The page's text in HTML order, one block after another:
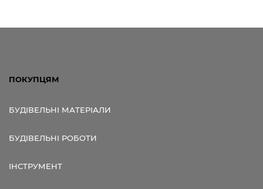
ПОКУПЦЯМ
БУДІВЕЛЬНІ МАТЕРІАЛИ
БУДІВЕЛЬНІ РОБОТИ
ІНСТРУМЕНТ